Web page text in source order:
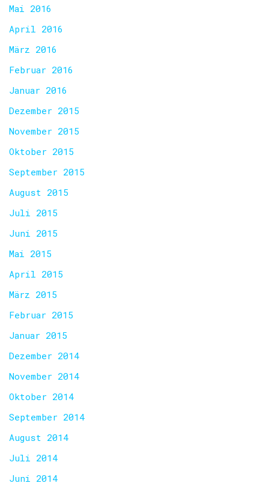
Mai 2016
April 2016
März 2016
Februar 2016
Januar 2016
Dezember 2015
November 2015
Oktober 2015
September 2015
August 2015
Juli 2015
Juni 2015
Mai 2015
April 2015
März 2015
Februar 2015
Januar 2015
Dezember 2014
November 2014
Oktober 2014
September 2014
August 2014
Juli 2014
Juni 2014